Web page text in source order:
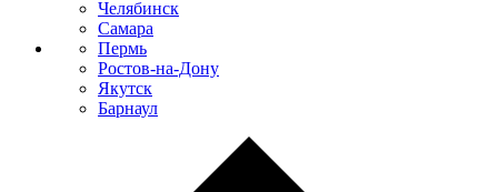
Челябинск
Самара
Пермь
Ростов-на-Дону
Якутск
Барнаул